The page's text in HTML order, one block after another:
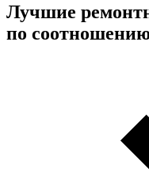
Лучшие
по